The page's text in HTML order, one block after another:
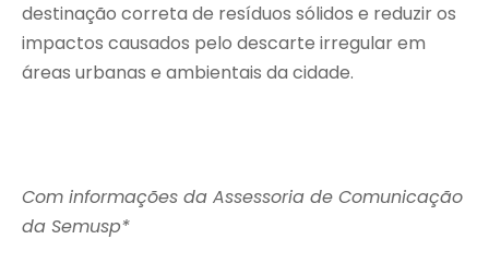
destinação correta de resíduos sólidos e reduzir os
impactos causados pelo descarte irregular em
áreas urbanas e ambientais da cidade.
Com informações da Assessoria de Comunicação
da Semusp*